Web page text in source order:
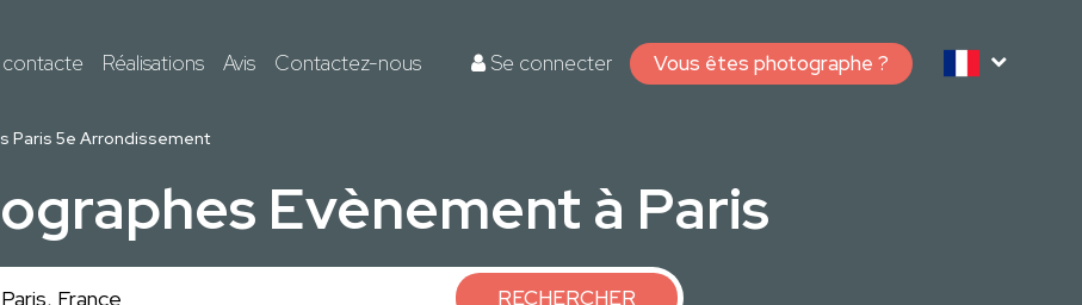
Réalisations Avis Contactez-nous Se connecter Vous êtes photographe ?
Paris 5e Arrondissement
Evènement à Paris
RECHERCHER